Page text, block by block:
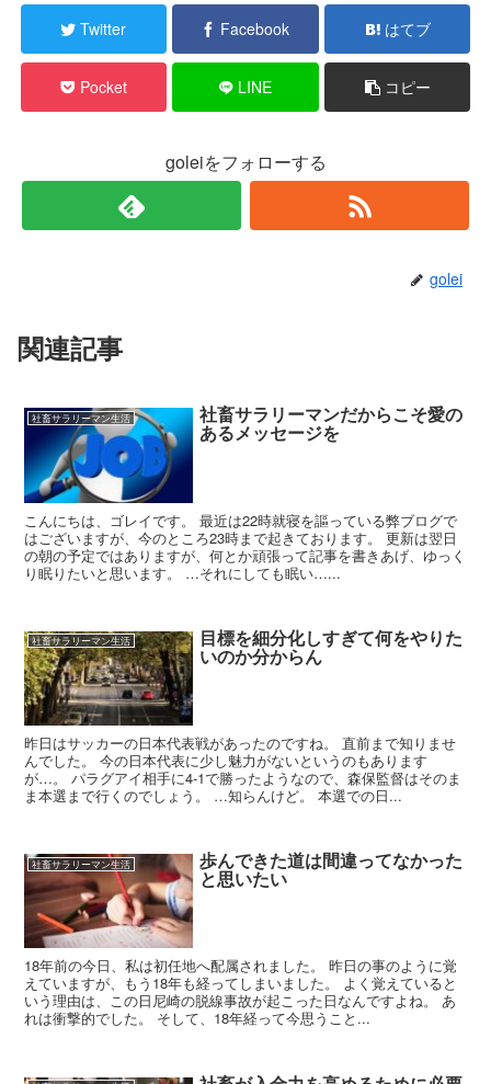
Twitter Facebook はてブ
Pocket LINE コピー
goleiをフォローする
golei
関連記事
社畜サラリーマン生活 社畜サラリーマンだからこそ愛の
あるメッセージを
こんにちは、ゴレイです。 最近は22時就寝を謳っている弊ブログで
はございますが、今のところ23時まで起きております。 更新は翌日
の朝の予定ではありますが、何とか頑張って記事を書きあげ、ゆっく
り眠りたいと思います。 …それにしても眠い…...
社畜サラリーマン生活 目標を細分化しすぎて何をやりた
いのか分からん
昨日はサッカーの日本代表戦があったのですね。 直前まで知りませ
んでした。 今の日本代表に少し魅力がないというのもあります
が…。 パラグアイ相手に4-1で勝ったようなので、森保監督はそのま
ま本選まで行くのでしょう。 …知らんけど。 本選での日...
社畜サラリーマン生活 歩んできた道は間違ってなかった
と思いたい
18年前の今日、私は初任地へ配属されました。 昨日の事のように覚
えていますが、もう18年も経ってしまいました。 よく覚えていると
いう理由は、この日尼崎の脱線事故が起こった日なんですよね。 あ
れは衝撃的でした。 そして、18年経って今思うこと...